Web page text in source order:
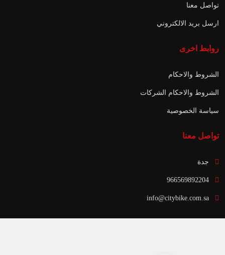
تواصل معنا
ارسل بريد الالكتروني
روابط اخرى
الشروط والاحكام
الشروط والاحكام الشركات
سياسة الخصوصية
تواصل معنا
جدة